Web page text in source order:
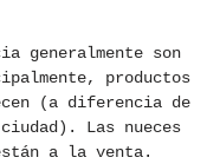
generalmente son
productos
(a diferencia de
Las nueces
a la venta.